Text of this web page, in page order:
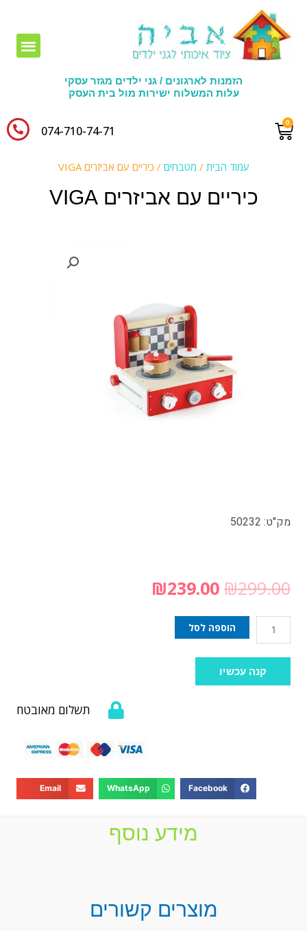
הזמנות לארגונים / גני ילדים מגזר עסקי
עלות המשלוח ישירות מול בית העסק
074-710-74-71​
עמוד הבית / מטבחים / כיריים עם אביזרים VIGA
כיריים עם אביזרים VIGA
מק"ט: 50232
₪299.00
₪239.00
הוספה לסל
קנה עכשיו
תשלום מאובטח
Facebook
WhatsApp
Email
מידע נוסף
מוצרים קשורים